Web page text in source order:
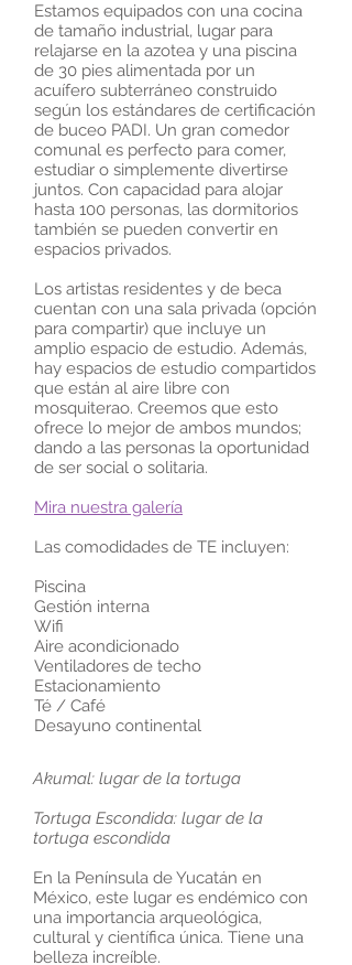
Akumal: lugar de la tortuga
Tortuga Escondida: lugar de la
tortuga escondida
En la Península de Yucatán en
México, este lugar es endémico con
una importancia arqueológica,
cultural y científica única. Tiene una
belleza increíble.
Estamos equipados con una cocina
de tamaño industrial, lugar para
relajarse en la azotea y una piscina
de 30 pies alimentada por un
acuífero subterráneo construido
según los estándares de certificación
de buceo PADI. Un gran comedor
comunal es perfecto para comer,
estudiar o simplemente divertirse
juntos. Con capacidad para alojar
hasta 100 personas, las dormitorios
también se pueden convertir en
espacios privados.
Los artistas residentes y de beca
cuentan con una sala privada (opción
para compartir) que incluye un
amplio espacio de estudio. Además,
hay espacios de estudio compartidos
que están al aire libre con
mosquiterao. Creemos que esto
ofrece lo mejor de ambos mundos;
dando a las personas la oportunidad
de ser social o solitaria.
Mira nuestra galería
Las comodidades de TE incluyen:
Piscina
Gestión interna
Wifi
Aire acondicionado
Ventiladores de techo
Estacionamiento
Té / Café
Desayuno continental